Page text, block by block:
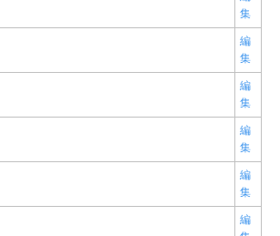
集
編
集
編
集
編
集
編
集
編